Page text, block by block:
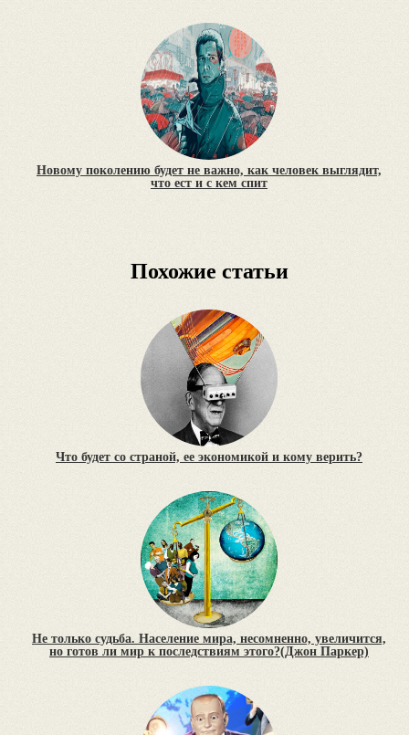
Новому поколению будет не важно, как человек выглядит,
что ест и с кем спит
Похожие статьи
Что будет со страной, ее экономикой и кому верить?
Не только судьба. Население мира, несомненно, увеличится,
но готов ли мир к последствиям этого?(Джон Паркер)